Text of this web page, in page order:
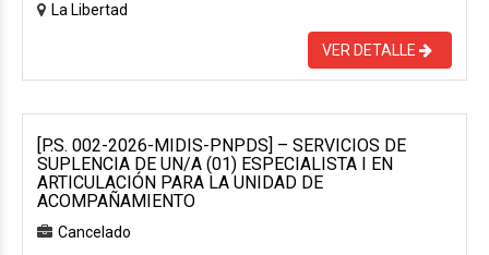
La Libertad
VER DETALLE
[P.S. 002-2026-MIDIS-PNPDS] – SERVICIOS DE
SUPLENCIA DE UN/A (01) ESPECIALISTA I EN
ARTICULACIÓN PARA LA UNIDAD DE
ACOMPAÑAMIENTO
Cancelado